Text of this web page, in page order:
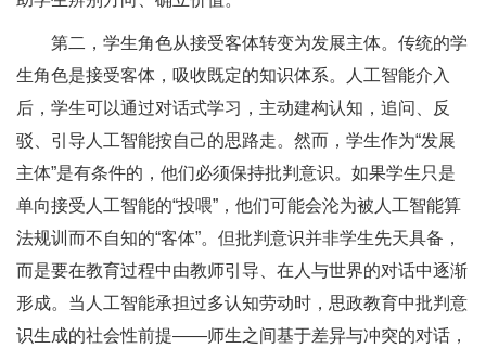
第二，学生角色从接受客体转变为发展主体。传统的学
生角色是接受客体，吸收既定的知识体系。人工智能介入
后，学生可以通过对话式学习，主动建构认知，追问、反
驳、引导人工智能按自己的思路走。然而，学生作为“发展
主体”是有条件的，他们必须保持批判意识。如果学生只是
单向接受人工智能的“投喂”，他们可能会沦为被人工智能算
法规训而不自知的“客体”。但批判意识并非学生先天具备，
而是要在教育过程中由教师引导、在人与世界的对话中逐渐
形成。当人工智能承担过多认知劳动时，思政教育中批判意
识生成的社会性前提——师生之间基于差异与冲突的对话，